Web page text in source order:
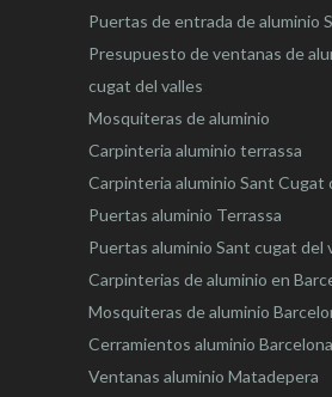
Puertas de entrada de aluminio
Presupuesto de ventanas de
cugat del valles
Mosquiteras de aluminio
Carpinteria aluminio terrassa
Carpinteria aluminio Sant Cugat
Puertas aluminio Terrassa
Puertas aluminio Sant cugat del
Carpinterias de aluminio en
Mosquiteras de aluminio
Cerramientos aluminio Barcelona
Ventanas aluminio Matadepera